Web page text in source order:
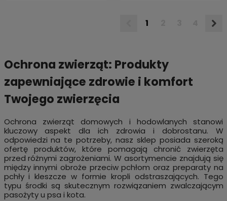
1
Ochrona zwierząt: Produkty
zapewniające zdrowie i komfort
Twojego zwierzęcia
Ochrona zwierząt domowych i hodowlanych stanowi
kluczowy aspekt dla ich zdrowia i dobrostanu. W
odpowiedzi na te potrzeby, nasz sklep posiada szeroką
ofertę produktów, które pomagają chronić zwierzęta
przed różnymi zagrożeniami. W asortymencie znajdują się
między innymi obroże przeciw pchłom oraz preparaty na
pchły i kleszcze w formie kropli odstraszających. Tego
typu środki są skutecznym rozwiązaniem zwalczającym
pasożyty u psa i kota.